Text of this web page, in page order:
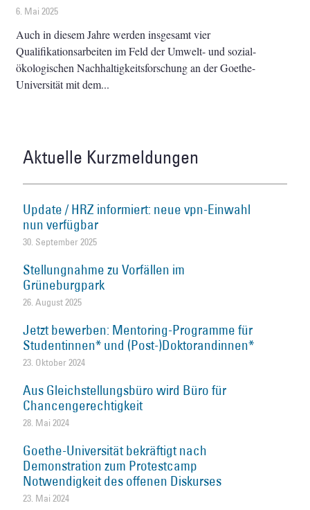
6. Mai 2025
Auch in diesem Jahre werden insgesamt vier
Qualifikationsarbeiten im Feld der Umwelt- und sozial-
ökologischen Nachhaltigkeitsforschung an der Goethe-
Universität mit dem
Aktuelle Kurzmeldungen
Update / HRZ informiert: neue vpn-Einwahl
nun verfügbar
30. September 2025
Stellungnahme zu Vorfällen im
Grüneburgpark
26. August 2025
Jetzt bewerben: Mentoring-Programme für
Studentinnen* und (Post-)Doktorandinnen*
23. Oktober 2024
Aus Gleichstellungsbüro wird Büro für
Chancengerechtigkeit
28. Mai 2024
Goethe-Universität bekräftigt nach
Demonstration zum Protestcamp
Notwendigkeit des offenen Diskurses
23. Mai 2024